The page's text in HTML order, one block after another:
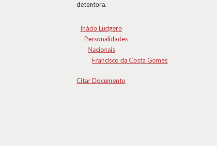
detentora.
Inácio Ludgero
Personalidades
Nacionais
Francisco da Costa Gomes
Citar Documento